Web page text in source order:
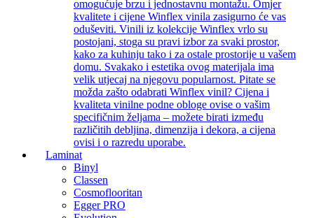
omogućuje brzu i jednostavnu montažu. Omjer
kvalitete i cijene Winflex vinila zasigurno će vas
oduševiti. Vinili iz kolekcije Winflex vrlo su
postojani, stoga su pravi izbor za svaki prostor,
kako za kuhinju tako i za ostale prostorije u vašem
domu. Svakako i estetika ovog materijala ima
velik utjecaj na njegovu popularnost. Pitate se
možda zašto odabrati Winflex vinil? Cijena i
kvaliteta vinilne podne obloge ovise o vašim
specifičnim željama – možete birati između
različitih debljina, dimenzija i dekora, a cijena
ovisi i o razredu uporabe.
Laminat
Binyl
Classen
Cosmoflooritan
Egger PRO